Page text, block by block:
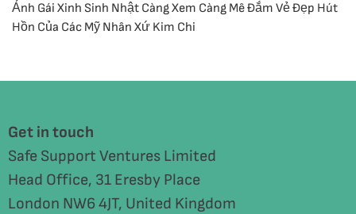
Ảnh Gái Xinh Sinh Nhật Càng Xem Càng Mê Đắm Vẻ Đẹp Hút
Hồn Của Các Mỹ Nhân Xứ Kim Chi
Get in touch
Safe Support Ventures Limited
Head Office, 31 Eresby Place
London NW6 4JT, United Kingdom